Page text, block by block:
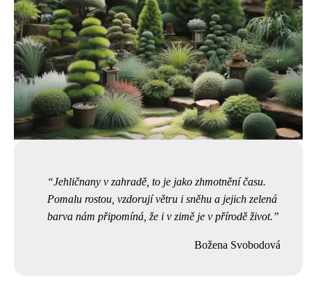
Jehličnany v zahradě, to je jako zhmotnění času.
Pomalu rostou, vzdorují větru i sněhu a jejich zelená
barva nám připomíná, že i v zimě je v přírodě život.
Božena Svobodová